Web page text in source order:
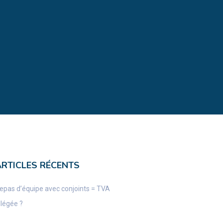
RÉCENTS
d’équipe avec conjoints = TVA
?